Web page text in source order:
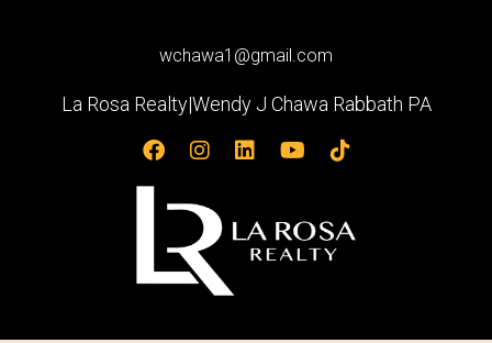
wchawa1@gmail.com
La Rosa Realty|Wendy J Chawa Rabbath PA